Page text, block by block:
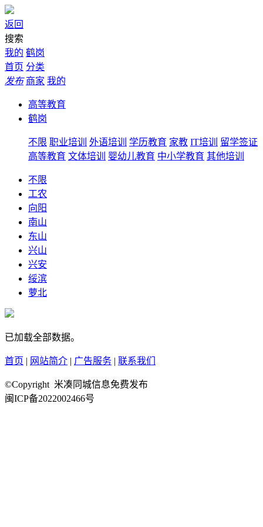
返回
搜索
我的 鹤岗
首页 分类
发布 商家 我的
高等教育
鹤岗
不限 职业培训 外语培训 学历教育 家教 IT培训
留学签证
高等教育 文体培训 婴幼儿教育 中小学教育 其他培训
不限
工农
向阳
南山
东山
兴山
兴安
绥滨
萝北
已加载全部数据。
首页 | 网站简介 | 广告服务 | 联系我们
©Copyright 米凑同城信息免费发布
闽ICP备2022002466号